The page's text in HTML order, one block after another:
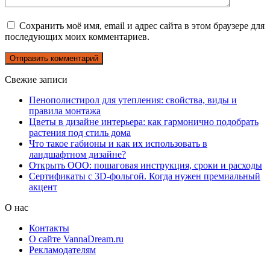
Сохранить моё имя, email и адрес сайта в этом браузере для
последующих моих комментариев.
Свежие записи
Пенополистирол для утепления: свойства, виды и
правила монтажа
Цветы в дизайне интерьера: как гармонично подобрать
растения под стиль дома
Что такое габионы и как их использовать в
ландшафтном дизайне?
Открыть ООО: пошаговая инструкция, сроки и расходы
Сертификаты с 3D-фольгой. Когда нужен премиальный
акцент
О нас
Контакты
О сайте VannaDream.ru
Рекламодателям